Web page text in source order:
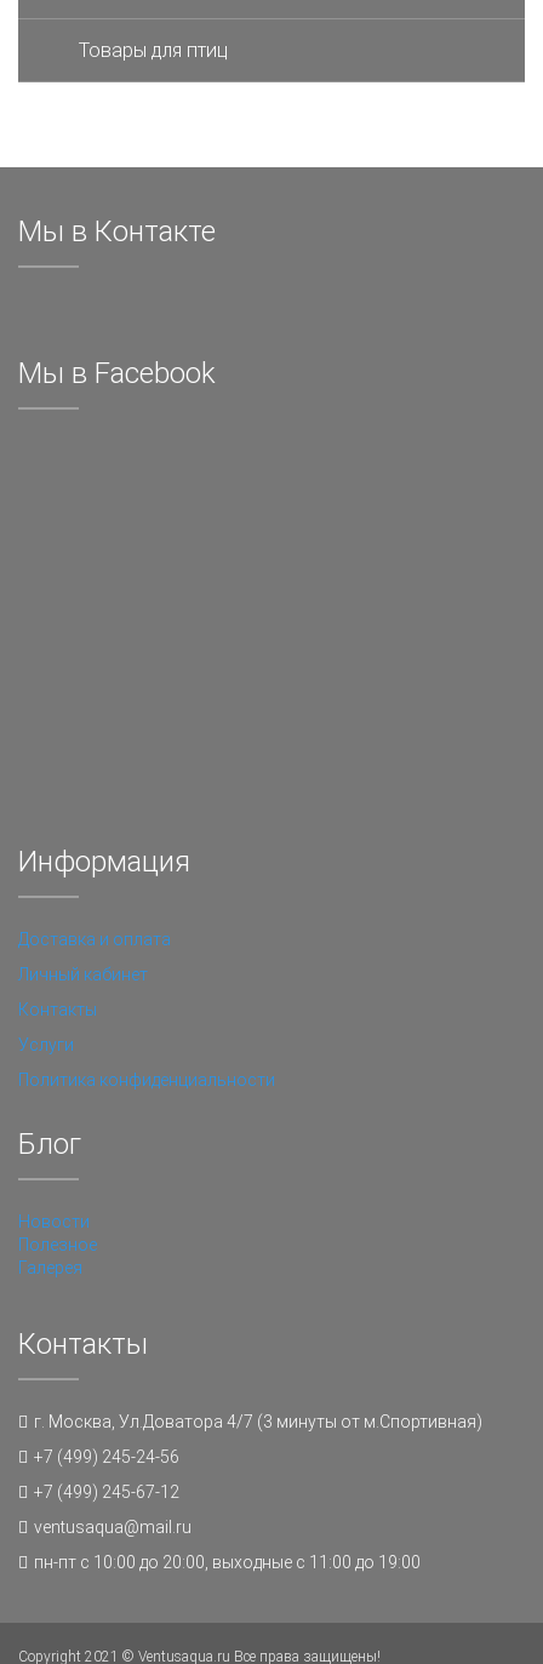
Товары для птиц
Мы в Контакте
Мы в Facebook
Информация
Доставка и оплата
Личный кабинет
Контакты
Услуги
Политика конфиденциальности
Блог
Новости
Полезное
Галерея
Контакты
г. Москва, Ул.Доватора 4/7 (3 минуты от м.Спортивная)
+7 (499) 245-24-56
+7 (499) 245-67-12
ventusaqua@mail.ru
пн-пт с 10:00 до 20:00, выходные с 11:00 до 19:00
Copyright 2021 © Ventusaqua.ru Все права защищены!